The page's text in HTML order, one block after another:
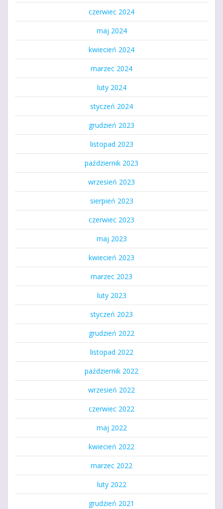
czerwiec 2024
maj 2024
kwiecień 2024
marzec 2024
luty 2024
styczeń 2024
grudzień 2023
listopad 2023
październik 2023
wrzesień 2023
sierpień 2023
czerwiec 2023
maj 2023
kwiecień 2023
marzec 2023
luty 2023
styczeń 2023
grudzień 2022
listopad 2022
październik 2022
wrzesień 2022
czerwiec 2022
maj 2022
kwiecień 2022
marzec 2022
luty 2022
grudzień 2021